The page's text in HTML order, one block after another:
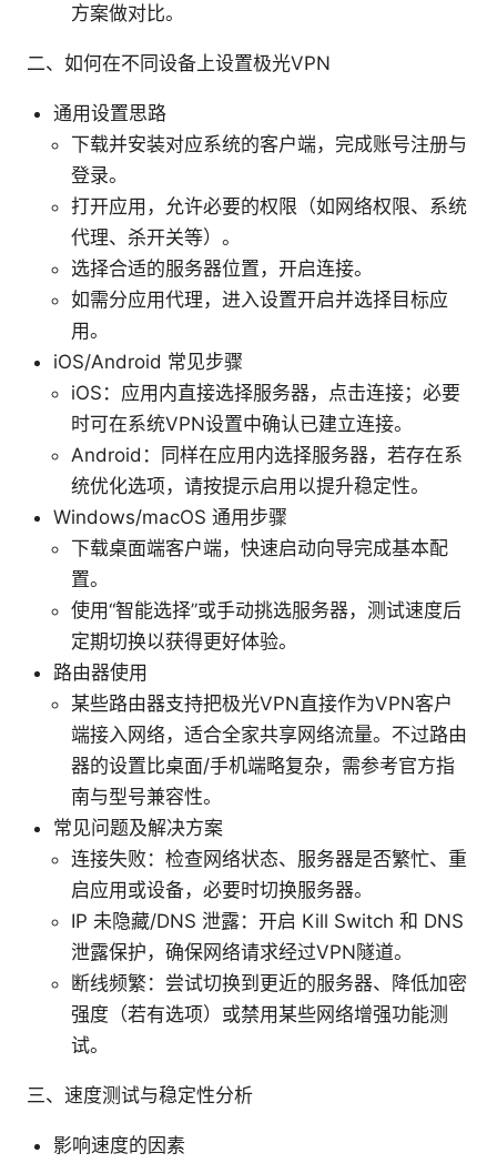
方案做对比。
二、如何在不同设备上设置极光VPN
通用设置思路
下载并安装对应系统的客户端，完成账号注册与
登录。
打开应用，允许必要的权限（如网络权限、系统
代理、杀开关等）。
选择合适的服务器位置，开启连接。
如需分应用代理，进入设置开启并选择目标应
用。
iOS/Android 常见步骤
iOS：应用内直接选择服务器，点击连接；必要
时可在系统VPN设置中确认已建立连接。
Android：同样在应用内选择服务器，若存在系
统优化选项，请按提示启用以提升稳定性。
Windows/macOS 通用步骤
下载桌面端客户端，快速启动向导完成基本配
置。
使用“智能选择”或手动挑选服务器，测试速度后
定期切换以获得更好体验。
路由器使用
某些路由器支持把极光VPN直接作为VPN客户
端接入网络，适合全家共享网络流量。不过路由
器的设置比桌面/手机端略复杂，需参考官方指
南与型号兼容性。
常见问题及解决方案
连接失败：检查网络状态、服务器是否繁忙、重
启应用或设备，必要时切换服务器。
IP 未隐藏/DNS 泄露：开启 Kill Switch 和 DNS
泄露保护，确保网络请求经过VPN隧道。
断线频繁：尝试切换到更近的服务器、降低加密
强度（若有选项）或禁用某些网络增强功能测
试。
三、速度测试与稳定性分析
影响速度的因素